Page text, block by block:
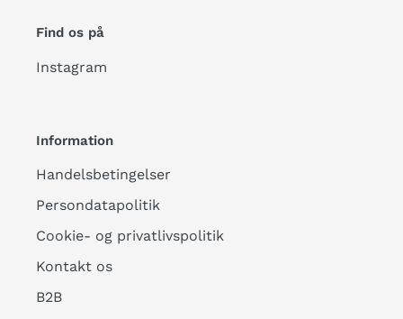
Find os på
Instagram
Information
Handelsbetingelser
Persondatapolitik
Cookie- og privatlivspolitik
Kontakt os
B2B